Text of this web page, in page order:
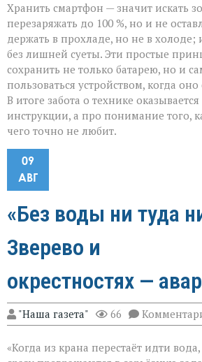
Хранить смартфон — значит искать
перезаряжать до 100 %, но и не
держать в прохладе, но не в холоде;
без лишней суеты. Эти простые
сохранить не только батарею, но и
пользоваться устройством, когда
В итоге забота о технике
инструкции, а про понимание того,
чего точно не любит.
09
АВГ
«Без воды ни туда
Зверево и
окрестностях —
"Наша газета" 66
«Когда из крана перестаёт идти